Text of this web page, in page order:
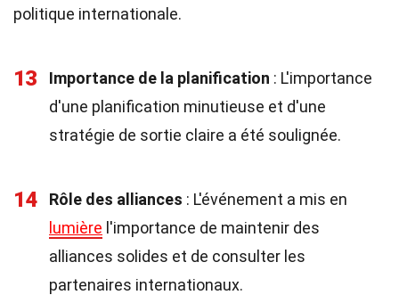
politique internationale.
13 Importance de la planification : L'importance
d'une planification minutieuse et d'une
stratégie de sortie claire a été soulignée.
14 Rôle des alliances : L'événement a mis en
lumière l'importance de maintenir des
alliances solides et de consulter les
partenaires internationaux.